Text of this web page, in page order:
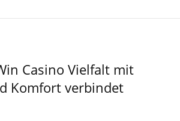
Casino Vielfalt mit
Komfort verbindet